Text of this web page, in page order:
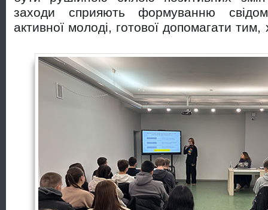
заходи сприяють формуванню
активної молоді, готової допомагати